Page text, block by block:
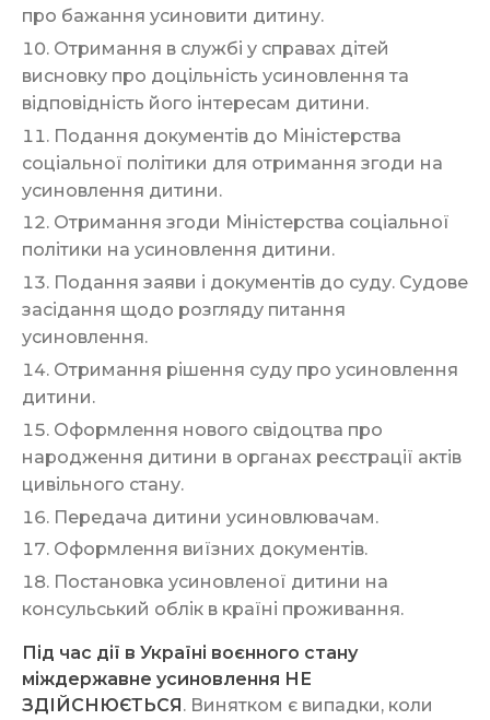
про бажання усиновити дитину.
Отримання в службі у справах дітей
висновку про доцільність усиновлення та
відповідність його інтересам дитини.
Подання документів до Міністерства
соціальної політики для отримання згоди на
усиновлення дитини.
Отримання згоди Міністерства соціальної
політики на усиновлення дитини.
Подання заяви і документів до суду. Судове
засідання щодо розгляду питання
усиновлення.
Отримання рішення суду про усиновлення
дитини.
Оформлення нового свідоцтва про
народження дитини в органах реєстрації актів
цивільного стану.
Передача дитини усиновлювачам.
Оформлення виїзних документів.
Постановка усиновленої дитини на
консульський облік в країні проживання.
Під час дії в Україні воєнного стану
міждержавне усиновлення НЕ
ЗДІЙСНЮЄТЬСЯ . Винятком є випадки, коли